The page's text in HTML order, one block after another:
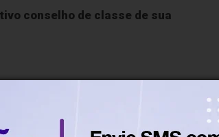
conselho de classe de sua
de 12 mil vagas para residência
universitárias e institutos públicos